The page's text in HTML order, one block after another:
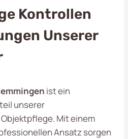
Kontrollen
Unserer
ist ein
unserer
Mit einem
Ansatz sorgen